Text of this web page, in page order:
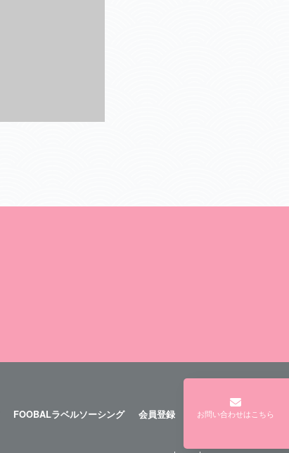
お問い合わせはこちら
FOOBALラベルソーシング 会員登録 ログイン